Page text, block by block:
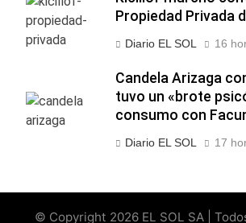
Propiedad Privada
Diario EL SOL 16
Candela Arizaga
tuvo un «brote
consumo con
Diario EL SOL 17
© Copyright 2026 EL SOL SA |